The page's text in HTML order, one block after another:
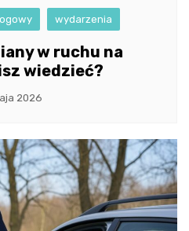
wydarzenia
w ruchu na
wiedzieć?
2026